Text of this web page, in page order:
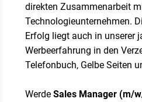
direkten Zusammenarbeit
Technologieunternehmen.
Erfolg liegt auch in unserer
Werbeerfahrung in den
Telefonbuch, Gelbe Seiten
Werde Sales Manager (m/